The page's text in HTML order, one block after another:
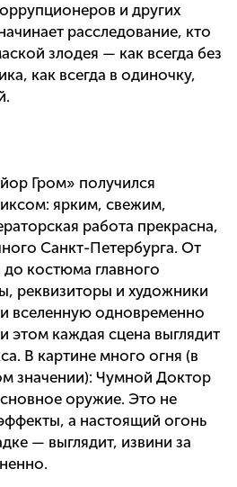
и других
расследование, кто
злодея — как всегда без
как всегда в одиночку,
Гром» получился
ярким, свежим,
работа прекрасна,
Санкт-Петербурга. От
костюма главного
реквизиторы и художники
вселенную одновременно
этом каждая сцена выглядит
В картине много огня (в
значении): Чумной Доктор
оружие. Это не
а настоящий огонь
— выглядит, извини за